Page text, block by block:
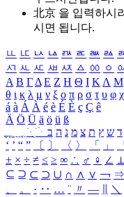
北京 을 입력하시
시면 됩니다.
ㅥ ㅦ ㅧ ㅨ ㅩ ㅪ ㅫ ㅬ
ㅺ ㅻ ㅼ ㅽ ㅾ ㅿ ㆀ ㆁ
Α Β ΓΔ Ε Ζ Η Θ Ι ΚΛ Μ
θ ι κ λ μ ν ξ ο π ρ σ τ υ φ χ
á à Á À é è É È ç Ç ê
Ä Ö Ü ä ö ü ß
ִֶֹ ֻּ ׁׂ ד ש ץ ת צ מ נ ה ב
‘ ’ “ ” 〔 〕 〈 〉 「 」
± × ÷ ≠ ≤ ≥ ∞ ∴ ♂ ♀ ∠ ⊥
⊆ ⊇ ⊂ ⊃ ∪ ∩ ∧ ∨ ￢ ⇒
、
。 · ‥ … ¨ 〃 ― ＼